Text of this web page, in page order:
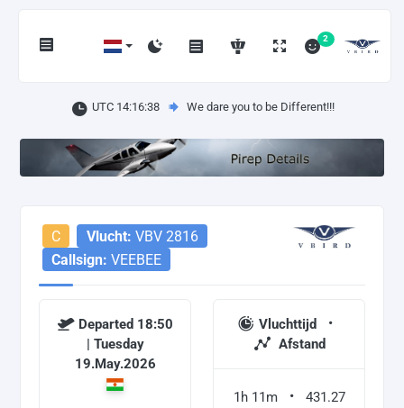
2
UTC 14:16:38 We dare you to be Different!!!
C Vlucht: VBV 2816
Callsign: VEEBEE
Departed 18:50
| Tuesday
19.May.2026
Vluchttijd
Afstand
1h 11m
431.27